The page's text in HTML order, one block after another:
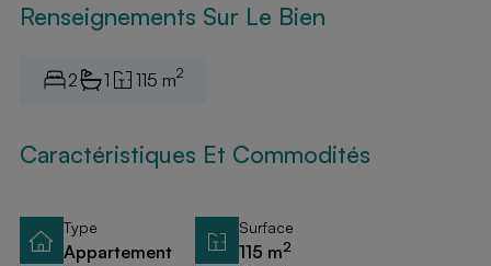
Renseignements Sur Le Bien
2 1 115 m2
Caractéristiques Et Commodités
Type
Appartement
Surface
115 m2